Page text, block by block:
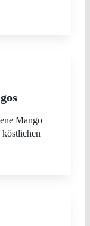
Mango